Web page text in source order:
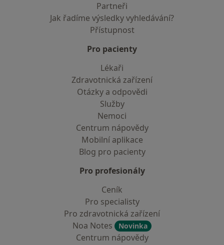
Partneři
Jak řadíme výsledky vyhledávání?
Přístupnost
Pro pacienty
Lékaři
Zdravotnická zařízení
Otázky a odpovědi
Služby
Nemoci
Centrum nápovědy
Mobilní aplikace
Blog pro pacienty
Pro profesionály
Ceník
Pro specialisty
Pro zdravotnická zařízení
Noa Notes
Novinka
Centrum nápovědy